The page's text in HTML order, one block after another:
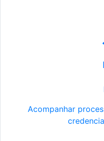
Acompanhar